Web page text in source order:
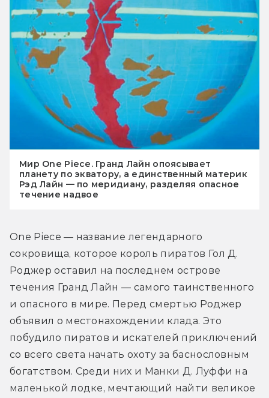
Мир One Piece. Гранд Лайн опоясывает
планету по экватору, а единственный материк
Рэд Лайн — по меридиану, разделяя опасное
течение надвое
One Piece — название легендарного
сокровища, которое король пиратов Гол Д.
Роджер оставил на последнем острове
течения Гранд Лайн — самого таинственного
и опасного в мире. Перед смертью Роджер
объявил о местонахождении клада. Это
побудило пиратов и искателей приключений
со всего света начать охоту за баснословным
богатством. Среди них и Манки Д. Луффи на
маленькой лодке, мечтающий найти великое